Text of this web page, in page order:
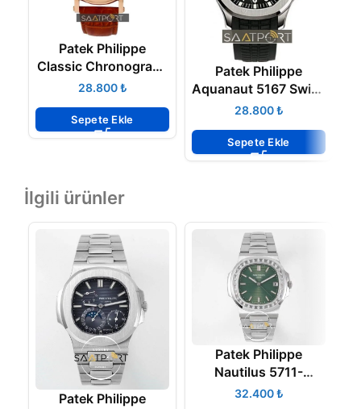
Patek Philippe
Classic Chronograph
Lemania Movement
₺
Sepete Ekle
Patek Philippe
Aquanaut 5167 Swiss
Eta Saat₺
Sepete Ekle
İlgili ürünler
Patek Philippe
Patek Philippe
Nautilus 5711-
1300A-001 Green
₺